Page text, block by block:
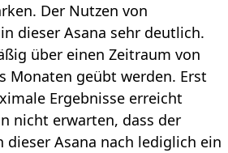
Der Nutzen von
dieser Asana sehr deutlich.
über einen Zeitraum von
Monaten geübt werden. Erst
Ergebnisse erreicht
nicht erwarten, dass der
dieser Asana nach lediglich ein